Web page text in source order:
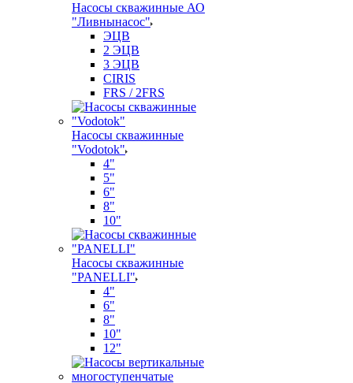
Насосы скважинные АО
"Ливнынасос"
ЭЦВ
2 ЭЦВ
3 ЭЦВ
CIRIS
FRS / 2FRS
Насосы скважинные
"Vodotok"
4"
5"
6"
8"
10"
Насосы скважинные
"PANELLI"
4"
6"
8"
10"
12"